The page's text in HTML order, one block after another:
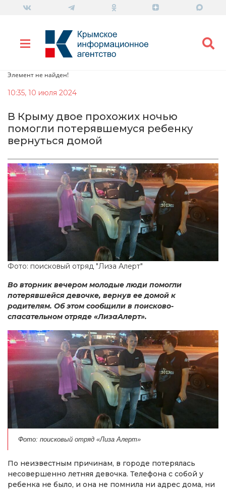
Элемент не найден!
10:35, 10 июля 2024
В Крыму двое прохожих ночью
помогли потерявшемуся ребенку
вернуться домой
Фото: поисковый отряд "Лиза Алерт"
Во вторник вечером молодые люди помогли
потерявшейся девочке, вернув ее домой к
родителям. Об этом сообщили в поисково-
спасательном отряде «ЛизаАлерт».
Фото: поисковый отряд «Лиза Алерт»
По неизвестным причинам, в городе потерялась
несовершенно летняя девочка. Телефона с собой у
ребенка не было, и она не помнила ни адрес дома, ни